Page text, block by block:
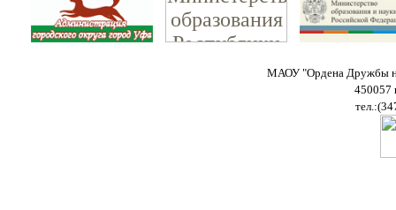
МАОУ "Ордена Дружбы
450057